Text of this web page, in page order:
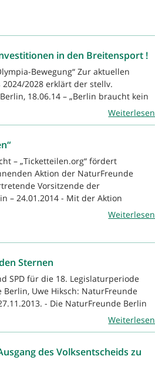
in den Breitensport !
Bewegung“ Zur aktuellen
2028 erklärt der stellv.
18.06.14 – „Berlin braucht kein
Weiterlesen
– „Ticketteilen.org“ fördert
Aktion der NaturFreunde
Vorsitzende der
– 24.01.2014 - Mit der Aktion
Weiterlesen
Sternen
SPD für die 18. Legislaturperiode
Uwe Hiksch: NaturFreunde
- Die NaturFreunde Berlin
Weiterlesen
des Volksentscheids zu